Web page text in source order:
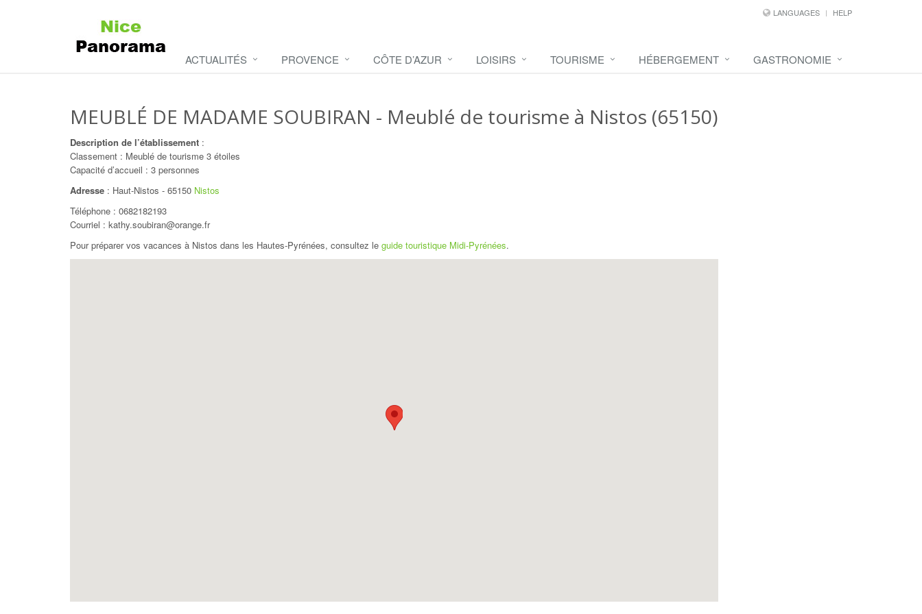
LANGUAGES HELP
ACTUALITÉS PROVENCE CÔTE D’AZUR LOISIRS TOURISME HÉBERGEMENT GASTRONOMIE
MEUBLÉ DE MADAME SOUBIRAN - Meublé de tourisme à Nistos (65150)
Description de l’établissement :
Classement : Meublé de tourisme 3 étoiles
Capacité d’accueil : 3 personnes
Adresse : Haut-Nistos - 65150 Nistos
Téléphone : 0682182193
Courriel : kathy.soubiran@orange.fr
Pour préparer vos vacances à Nistos dans les Hautes-Pyrénées, consultez le guide touristique Midi-Pyrénées.